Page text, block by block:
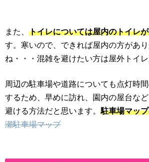
また、 トイレについては屋内のトイレ
す。寒いので、できれば屋内の方があ
ね・・・混雑を避けたい方は屋外トイレ
周辺の駐車場や道路についても点灯時
するため、早めに訪れ、園内の屋台な
避ける方法だと思います。 駐車場マッ
瀬駐車場マップ